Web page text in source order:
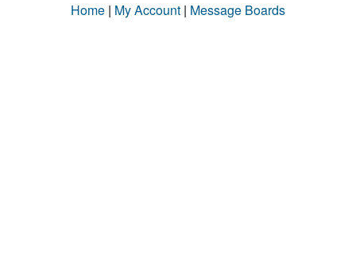
Home | My Account | Message Boards